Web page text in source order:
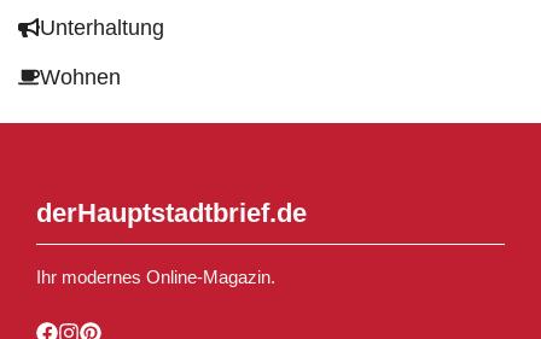
Unterhaltung
Wohnen
derHauptstadtbrief.de
Ihr modernes Online-Magazin.